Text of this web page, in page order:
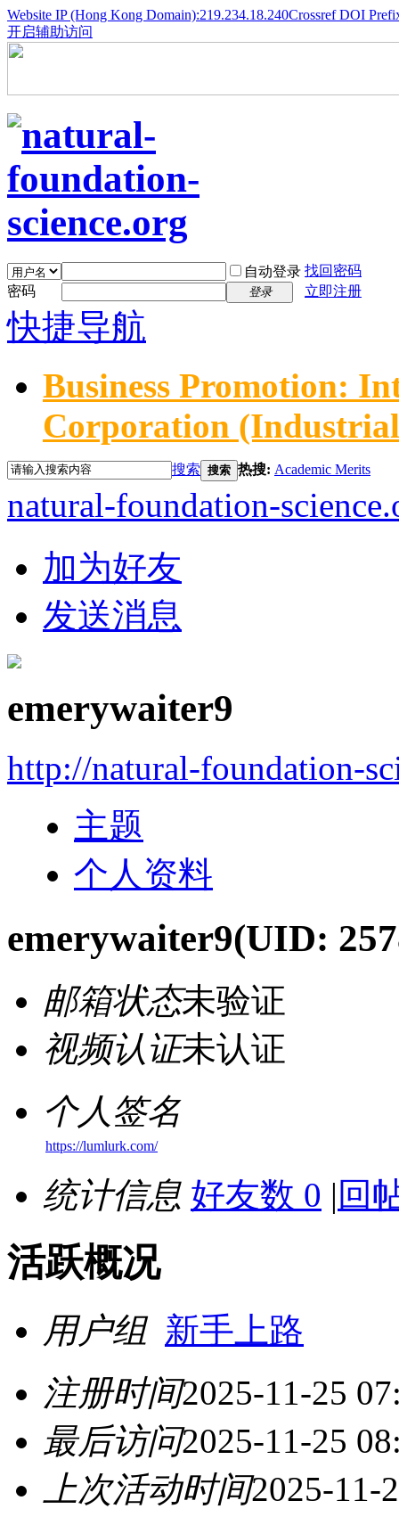
Website IP (Hong Kong Domain):219.234.18.240Crossref DOI
开启辅助访问
自动登录 找回密码
密码
登录 立即注册
快捷导航
Business Promotion:
Corporation
搜索 搜索 热搜: Academic Merits
natural-foundation-
加为好友
发送消息
emerywaiter9
http://natural-foundation-
主题
个人资料
emerywaiter9(UID:
邮箱状态未验证
视频认证未认证
个人签名
https://lumlurk.com/
统计信息 好友数 0 | 回
活跃概况
用户组 新手上路
注册时间2025-11-25
最后访问2025-11-25
上次活动时间2025-11-